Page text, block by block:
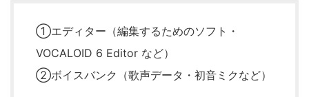
①エディター（編集するためのソフト・
VOCALOID 6 Editor など）
②ボイスバンク（歌声データ・初音ミクなど）